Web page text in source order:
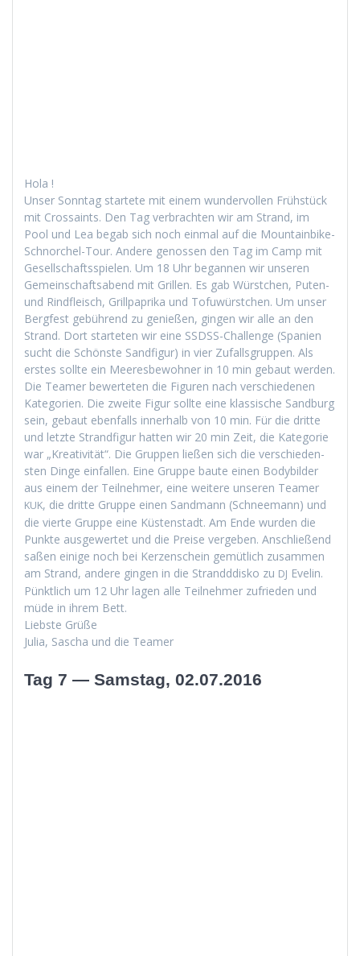
Hola !
Unser Son­ntag startete mit einem wun­der­vollen Früh­stück
mit Cros­saints. Den Tag ver­bracht­en wir am Strand, im
Pool und Lea begab sich noch ein­mal auf die Moun­tain­bike-
Schnorchel-Tour. Andere genossen den Tag im Camp mit
Gesellschaftsspie­len. Um 18 Uhr began­nen wir unseren
Gemein­schaftsabend mit Grillen. Es gab Würstchen, Puten-
und Rind­fleisch, Grill­pa­pri­ka und Tofuwürstchen. Um unser
Bergfest gebührend zu genießen, gin­gen wir alle an den
Strand. Dort starteten wir eine SSDSS-Chal­lenge (Spanien
sucht die Schön­ste Sand­fig­ur) in vier Zufalls­grup­pen. Als
erstes sollte ein Meeres­be­wohn­er in 10 min gebaut wer­den.
Die Team­er bew­erteten die Fig­uren nach ver­schiede­nen
Kat­e­gorien. Die zweite Fig­ur sollte eine klas­sis­che Sand­burg
sein, gebaut eben­falls inner­halb von 10 min. Für die dritte
und let­zte Strand­fig­ur hat­ten wir 20 min Zeit, die Kat­e­gorie
war „Kreativ­ität“. Die Grup­pen ließen sich die ver­schieden­
sten Dinge ein­fall­en. Eine Gruppe baute einen Body­bilder
aus einem der Teil­nehmer, eine weit­ere unseren Team­er
KUK, die dritte Gruppe einen Sand­mann (Schnee­mann) und
die vierte Gruppe eine Küsten­stadt. Am Ende wur­den die
Punk­te aus­gew­ertet und die Preise vergeben. Anschließend
saßen einige noch bei Kerzen­schein gemütlich zusam­men
am Strand, andere gin­gen in die Strand­ddisko zu DJ Evelin.
Pünk­tlich um 12 Uhr lagen alle Teil­nehmer zufrieden und
müde in ihrem Bett.
Lieb­ste Grüße
Julia, Sascha und die Teamer
Tag 7 — Samstag, 02.07.2016